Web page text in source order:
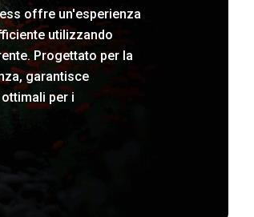
offre un'esperienza
utilizzando
Progettato per la
garantisce
per i